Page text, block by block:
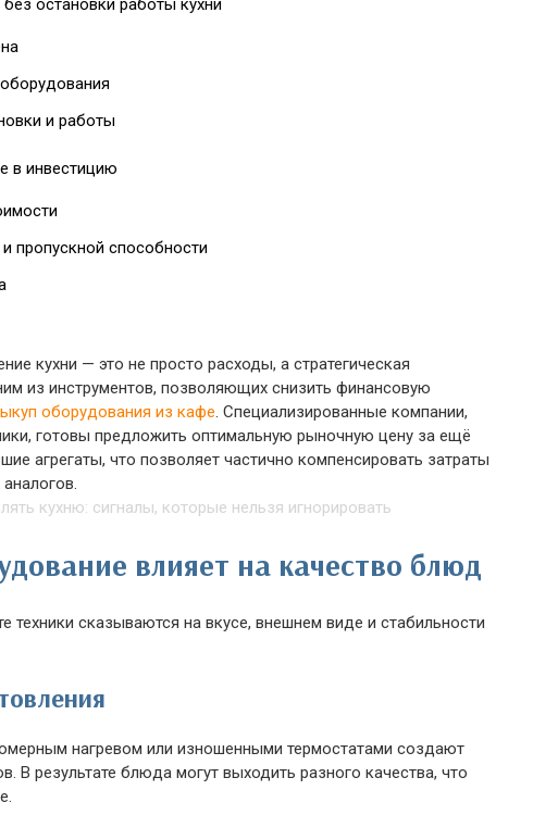
остановки работы кухни
и работы
в инвестицию
пропускной способности
кухни — это не просто расходы, а стратегическая
из инструментов, позволяющих снизить финансовую
оборудования из кафе. Специализированные компании,
готовы предложить оптимальную рыночную цену за ещё
агрегаты, что позволяет частично компенсировать затраты
влияет на качество блюд
техники сказываются на вкусе, внешнем виде и стабильности
нагревом или изношенными термостатами создают
В результате блюда могут выходить разного качества, что